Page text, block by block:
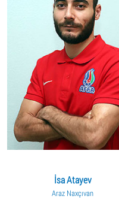
İsa Atayev
Araz Naxçıvan